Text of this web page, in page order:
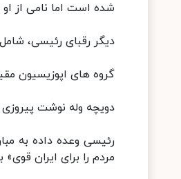
شده است اما نامی از او
دیگر رقبای رئیسی،
گروه های اپوزیسیون
دویچه وله نوشت پیروزی
رئیسی وعده داده به
مردم را برای ایران قوی»